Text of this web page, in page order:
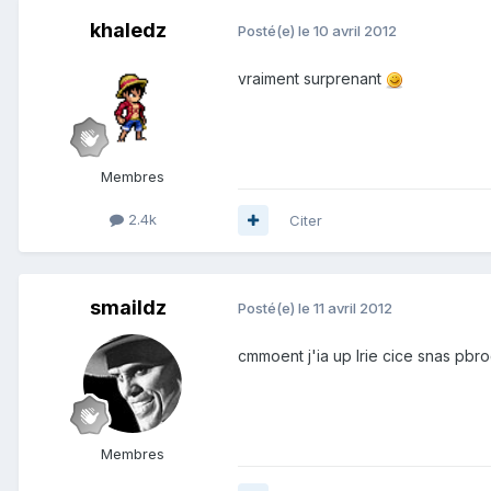
khaledz
Membres
2.4k
Posté(e) le 10 avril 2012
vraiment surprenant
Citer
smaildz
Membres
Posté(e) le 11 avril 2012
cmmoent j'ia up lrie cice snas